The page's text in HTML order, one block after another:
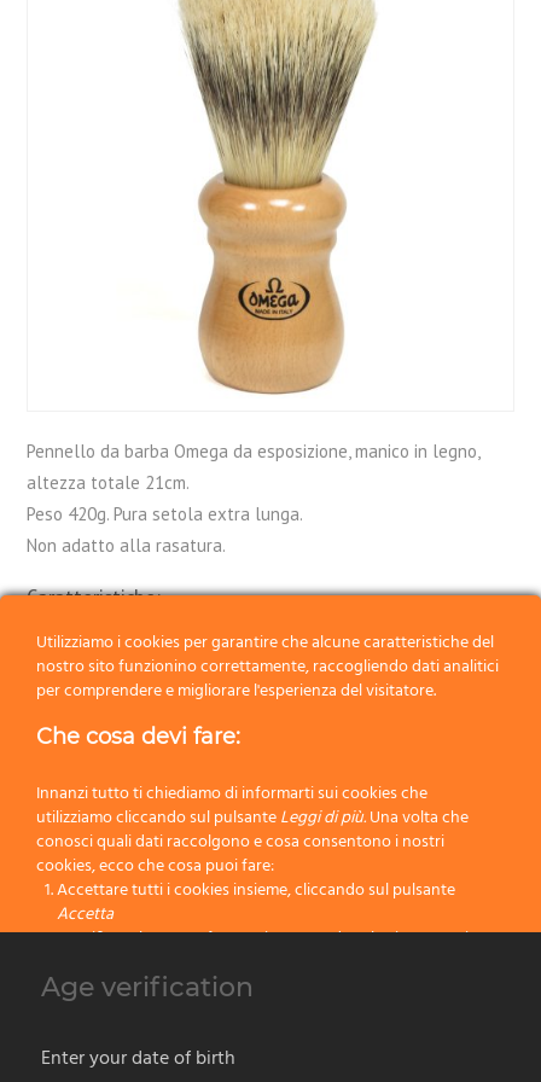
Pennello da barba Omega da esposizione, manico in legno,
altezza totale 21cm.
Peso 420g. Pura setola extra lunga.
Non adatto alla rasatura.
Caratteristiche:
Confezione:Pennello Singolo
Ciuffo:Setola Effetto Tasso
Manico:Legno
Dimensione:210
Colore:Marrone
Categoria: Pennelli da esposizione
Utilizziamo i cookies per garantire che alcune caratteristiche del
nostro sito funzionino correttamente, raccogliendo dati analitici
per comprendere e migliorare l'esperienza del visitatore.
Che cosa devi fare:
Innanzi tutto ti chiediamo di informarti sui cookies che
utilizziamo cliccando sul pulsanteLeggi di più.Una volta che
conosci quali dati raccolgono e cosa consentono i nostri
cookies, ecco che cosa puoi fare:
Accettare tutti i cookies insieme, cliccando sul pulsante
Accetta
Specificare le tue preferenze impostando selettivamente i
Bloccare tutti i cookies cliccando sul pulsante
Age verification
Enter your date of birth